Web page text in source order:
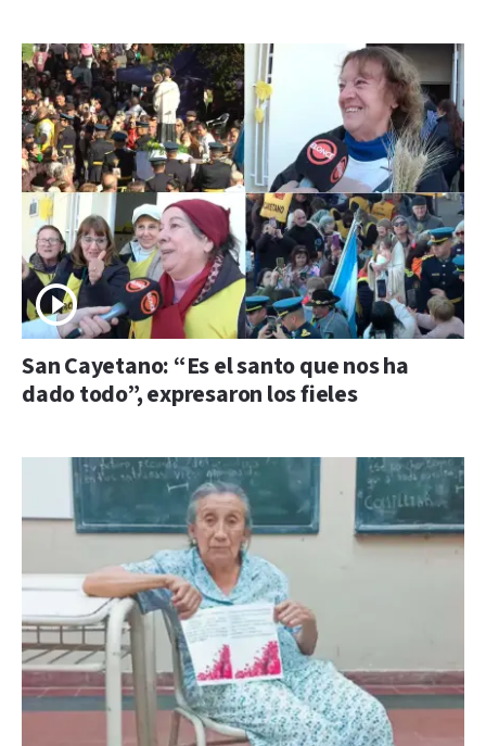
San Cayetano: “Es el santo que nos ha
dado todo”, expresaron los fieles